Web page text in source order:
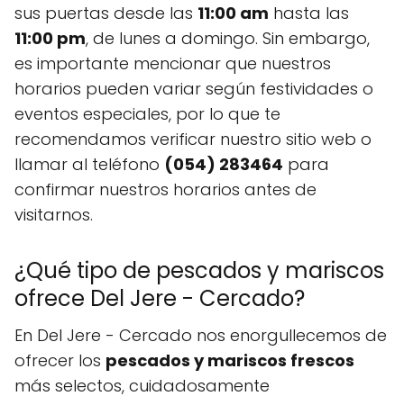
sus puertas desde las 11:00 am hasta las
11:00 pm, de lunes a domingo. Sin embargo,
es importante mencionar que nuestros
horarios pueden variar según festividades o
eventos especiales, por lo que te
recomendamos verificar nuestro sitio web o
llamar al teléfono (054) 283464 para
confirmar nuestros horarios antes de
visitarnos.
¿Qué tipo de pescados y mariscos
ofrece Del Jere - Cercado?
En Del Jere - Cercado nos enorgullecemos de
ofrecer los pescados y mariscos frescos
más selectos, cuidadosamente